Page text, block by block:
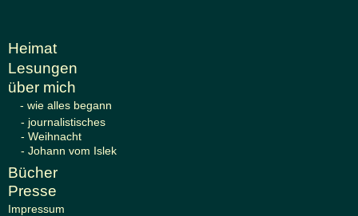
Heimat
Lesungen
über mich
- wie alles begann
- journalistisches
- Weihnacht
- Johann vom Islek
Bücher
Presse
Impressum